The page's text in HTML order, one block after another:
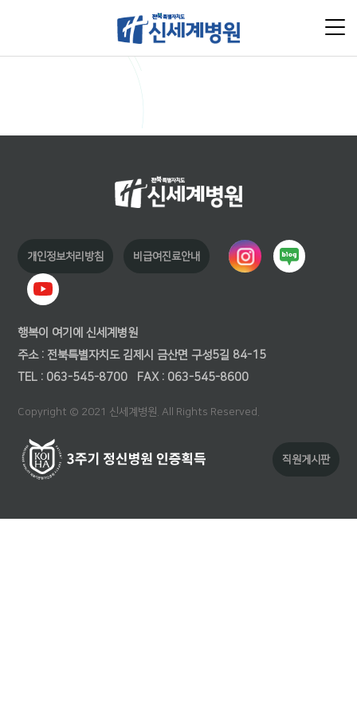
개인정보처리방침 비급여진료안내
행복이 여기에 신세계병원
주소 : 전북특별자치도 김제시 금산면 구성5길 84-15
TEL : 063-545-8700
FAX : 063-545-8600
Copyright © 2021 신세계병원. All Rights Reserved.
직원게시판